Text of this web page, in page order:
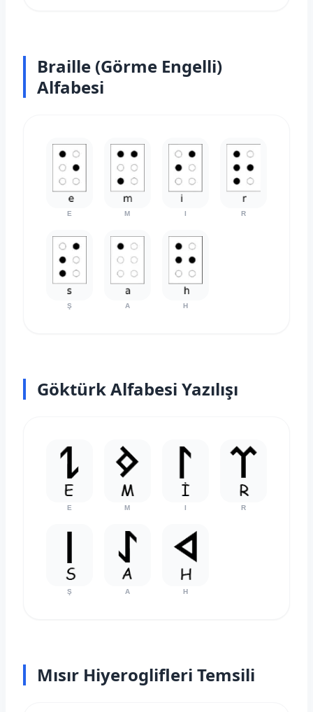
Braille (Görme Engelli)
Alfabesi
E M I R
Ş A H
Göktürk Alfabesi Yazılışı
E M I R
Ş A H
Mısır Hiyeroglifleri Temsili